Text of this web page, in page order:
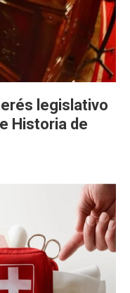
legislativo
Historia de